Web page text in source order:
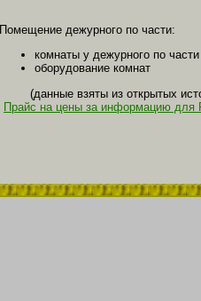
Помещение дежурного по части:
комнаты у дежурного по части
оборудование комнат
(данные взяты из открытых
Прайс на цены за информацию для